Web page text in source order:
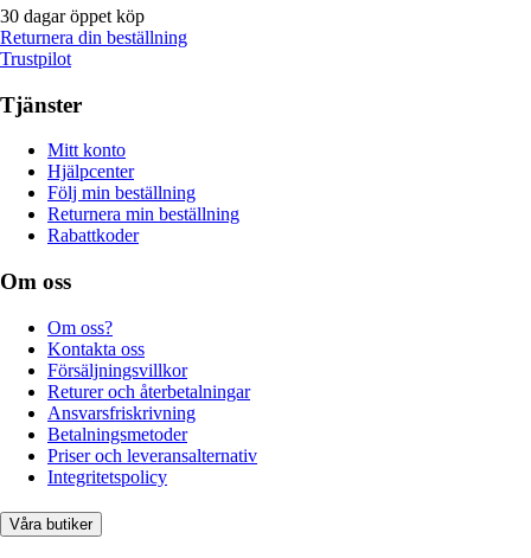
30 dagar öppet köp
Returnera din beställning
Trustpilot
Tjänster
Mitt konto
Hjälpcenter
Följ min beställning
Returnera min beställning
Rabattkoder
Om oss
Om oss?
Kontakta oss
Försäljningsvillkor
Returer och återbetalningar
Ansvarsfriskrivning
Betalningsmetoder
Priser och leveransalternativ
Integritetspolicy
Våra butiker